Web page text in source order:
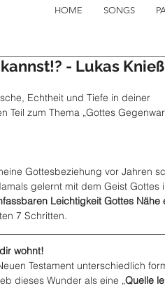
HOME SONGS
- Lukas Knieß
Echtheit und Tiefe in deiner
Teil zum Thema „Gottes
Gottesbeziehung vor Jahren
gelernt mit dem Geist Gottes
Leichtigkeit Gottes Nähe
7 Schritten.
wohnt!
Testament unterschiedlich
dieses Wunder als eine „Quelle